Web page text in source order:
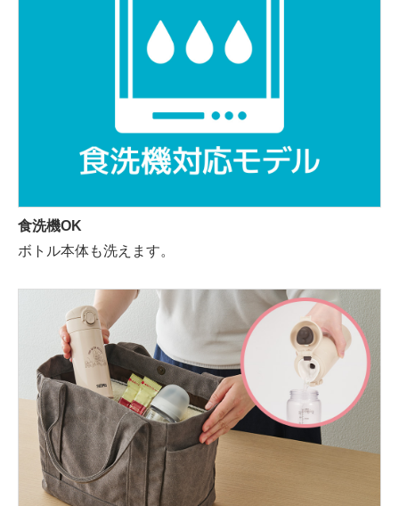
食洗機OK
ボトル本体も洗えます。